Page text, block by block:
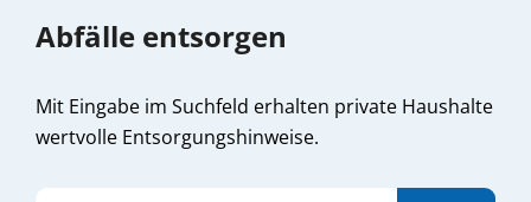
Abfälle entsorgen
Mit Eingabe im Suchfeld erhalten private Haushalte
wertvolle Entsorgungshinweise.